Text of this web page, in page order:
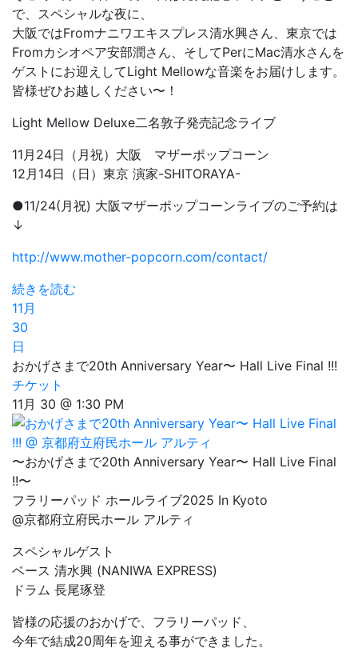
で、スペシャルな夜に、
大阪ではFromナニワエキスプレス清水興さん、東京では
Fromカシオペア安部潤さん、そしてPerにMac清水さんを
ゲストにお迎えしてLight Mellowな音楽をお届けします。
皆様ぜひお越しください〜！
Light Mellow Deluxe二名敦子発売記念ライブ
11月24日（月祝）大阪 マザーポップコーン
12月14日（日）東京 演家-SHITORAYA-
●11/24(月祝) 大阪マザーポップコーンライブのご予約は
↓
http://www.mother-popcorn.com/contact/
続きを読む
11月
30
日
おかげさまで20th Anniversary Year〜 Hall Live Final !!!
チケット
11月 30 @ 1:30 PM
〜おかげさまで20th Anniversary Year〜 Hall Live Final
!!〜
フラリーパッド ホールライブ2025 In Kyoto
@京都府立府民ホール アルティ
スペシャルゲスト
ベース 清水興 (NANIWA EXPRESS)
ドラム 長尾琢登
皆様の応援のおかげで、フラリーパッド、
今年で結成20周年を迎える事ができました。